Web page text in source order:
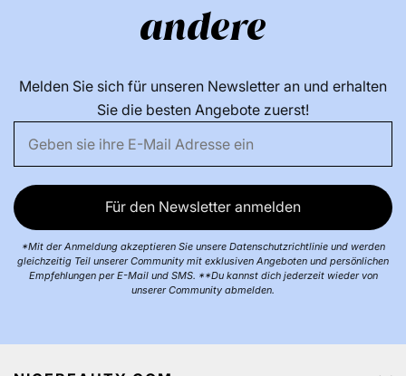
andere
Melden Sie sich für unseren Newsletter an und erhalten
Sie die besten Angebote zuerst!
Für den Newsletter anmelden
*Mit der Anmeldung akzeptieren Sie unsere Datenschutzrichtlinie und werden
gleichzeitig Teil unserer Community mit exklusiven Angeboten und persönlichen
Empfehlungen per E-Mail und SMS. **Du kannst dich jederzeit wieder von
unserer Community abmelden.